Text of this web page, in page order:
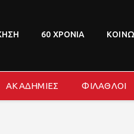
60 ΧΡΟΝΙΑ
ΑΚΑΔΗΜΙΕΣ ΦΙΛΑΘΛΟΙ
ΔΙΟΙΚΗΣΗ
ΑΚΑΔΗΜΙΕΣ
ΦΙΛΑΘΛΟΙ